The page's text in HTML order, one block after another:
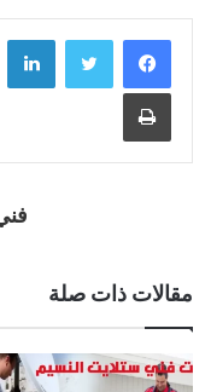
مقالات ذات صلة